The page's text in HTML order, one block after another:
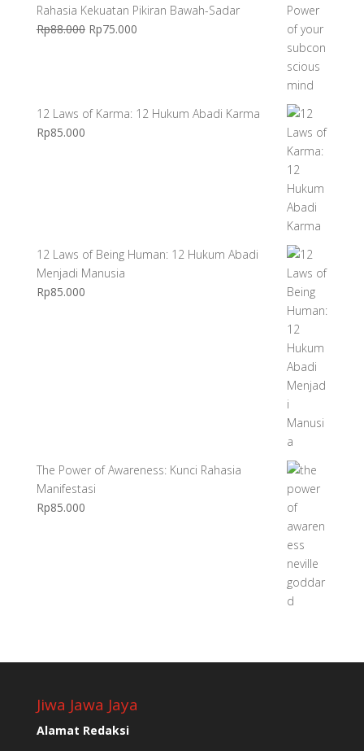
Rahasia Kekuatan Pikiran Bawah-Sadar
Rp88.000 Harga
Rp75.000Harga
12 Laws of Karma: 12 Hukum Abadi Karma
Rp85.000
12 Laws of Being Human: 12 Hukum Abadi
Menjadi Manusia
Rp85.000
The Power of Awareness: Kunci Rahasia
Manifestasi
Rp85.000
Jiwa Jawa Jaya
Alamat Redaksi